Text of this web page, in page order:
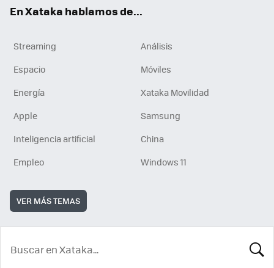
En Xataka hablamos de...
Streaming
Análisis
Espacio
Móviles
Energía
Xataka Movilidad
Apple
Samsung
Inteligencia artificial
China
Empleo
Windows 11
VER MÁS TEMAS